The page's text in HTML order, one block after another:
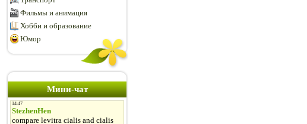
Фильмы и анимация
Хобби и образование
Юмор
Мини-чат